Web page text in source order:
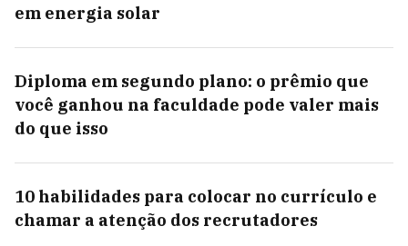
em energia solar
Diploma em segundo plano: o prêmio que
você ganhou na faculdade pode valer mais
do que isso
10 habilidades para colocar no currículo e
chamar a atenção dos recrutadores